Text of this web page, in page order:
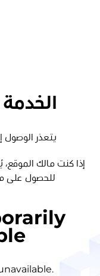
يتعذر الوصول
إذا كنت مالك الموقع،
للحصول على